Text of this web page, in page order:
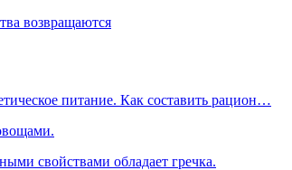
возвращаются
питание. Как составить рацион…
свойствами обладает гречка.